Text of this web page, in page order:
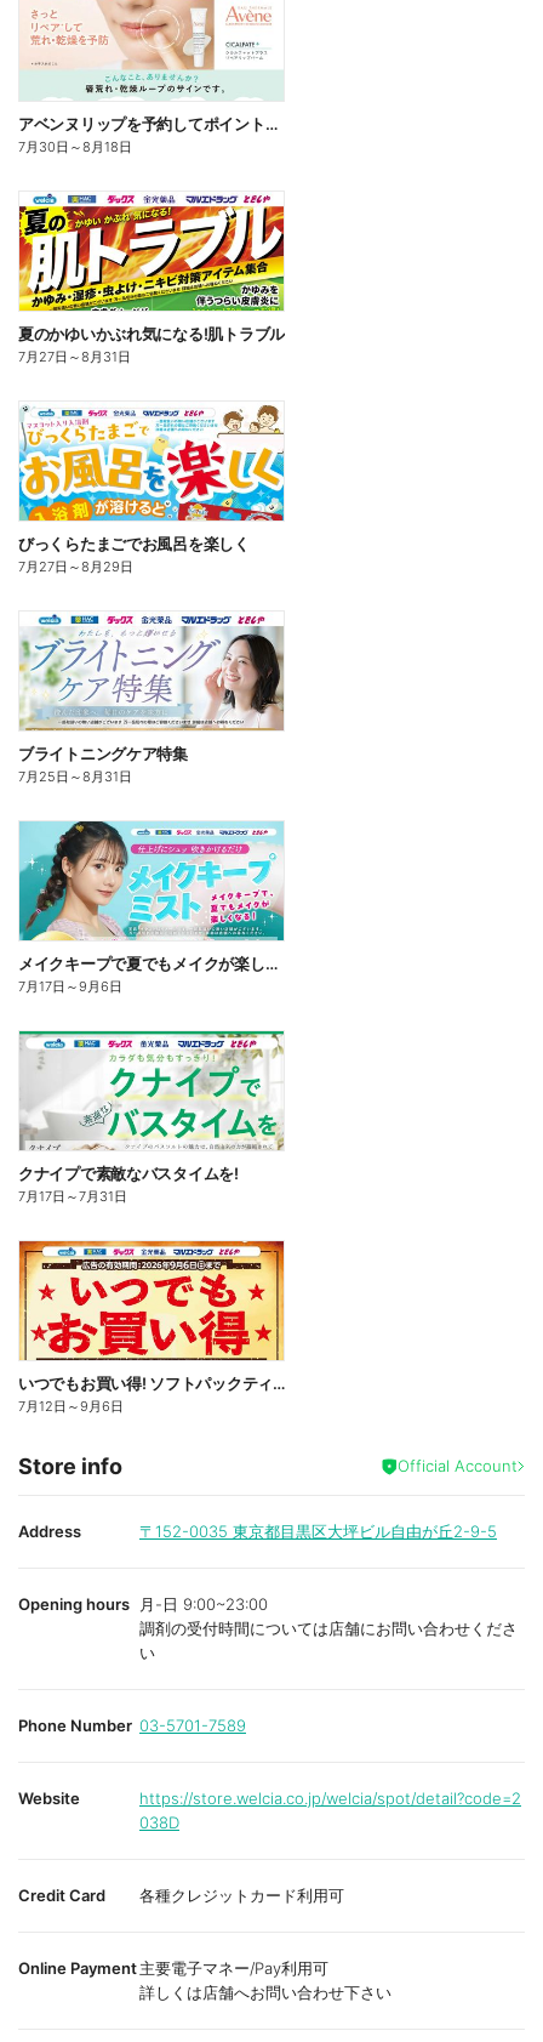
アベンヌリップを予約してポイントゲット!
7月30日 ～8月18日
夏のかゆいかぶれ気になる!肌トラブル
7月27日 ～8月31日
びっくらたまごでお風呂を楽しく
7月27日 ～8月29日
ブライトニングケア特集
7月25日 ～8月31日
メイクキープで夏でもメイクが楽しくなる!
7月17日 ～9月6日
クナイプで素敵なバスタイムを!
7月17日 ～7月31日
いつでもお買い得! ソフトパックティッシュ
7月12日 ～9月6日
Store info Official Account
Address 〒152-0035 東京都目黒区大坪ビル自由が丘2-9-5
Opening hours
月-日 9:00~23:00
調剤の受付時間については店舗にお問い合わせくださ
い
Phone Number 03-5701-7589
Website
https://store.welcia.co.jp/welcia/spot/detail?code=2
038D
Credit Card 各種クレジットカード利用可
Online Payment主要電子マネー/Pay利用可
詳しくは店舗へお問い合わせ下さい